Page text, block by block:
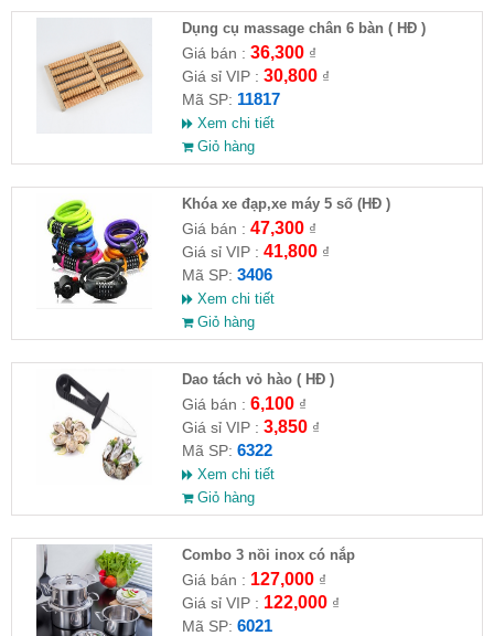
Dụng cụ massage chân 6 bàn ( HĐ )
Giá bán : 36,300₫
Giá sỉ VIP : 30,800₫
Mã SP: 11817
Xem chi tiết
Giỏ hàng
Khóa xe đạp,xe máy 5 số (HĐ )
Giá bán : 47,300₫
Giá sỉ VIP : 41,800₫
Mã SP: 3406
Xem chi tiết
Giỏ hàng
Dao tách vỏ hào ( HĐ )
Giá bán : 6,100₫
Giá sỉ VIP : 3,850₫
Mã SP: 6322
Xem chi tiết
Giỏ hàng
Combo 3 nồi inox có nắp
Giá bán : 127,000₫
Giá sỉ VIP : 122,000₫
Mã SP: 6021